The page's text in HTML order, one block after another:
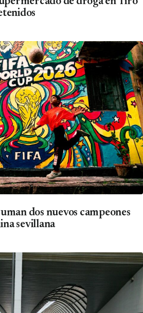
dos nuevos campeones
sevillana